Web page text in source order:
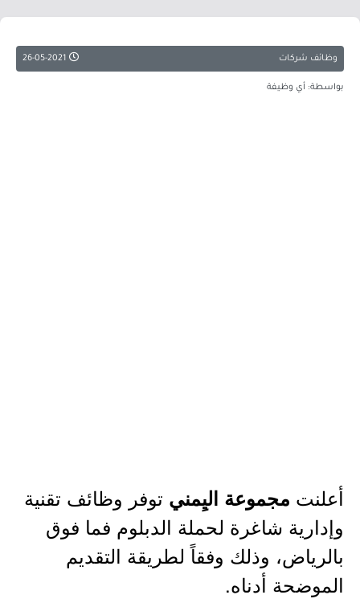
وظائف شركات
بواسطة: أي وظيفة
أعلنت مجموعة اليِمني توفر وظائف تقنية
وإدارية شاغرة لحملة الدبلوم فما فوق
بالرياض، وذلك وفقاً لطريقة التقديم
الموضحة أدناه.